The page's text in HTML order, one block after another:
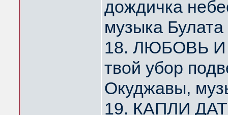
дождичка
музыка
18. ЛЮБОВЬ И
твой убор
Окуджавы,
19. КАПЛИ